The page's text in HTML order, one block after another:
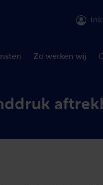
Zo werken wij